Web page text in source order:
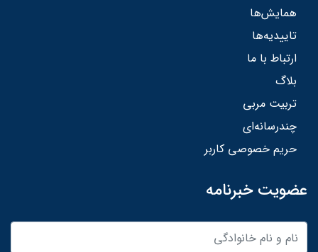
همایش‌ها
تاییدیه‌ها
ارتباط با ما
بلاگ
تربیت مربی
چندرسانه‌ای
حریم خصوصی کاربر
عضویت خبرنامه